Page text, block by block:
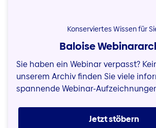
Konserviertes Wissen für
Baloise
Sie haben ein Webinar verpasst?
unserem Archiv finden Sie viele
spannende Webinar-
Jetzt stöbern